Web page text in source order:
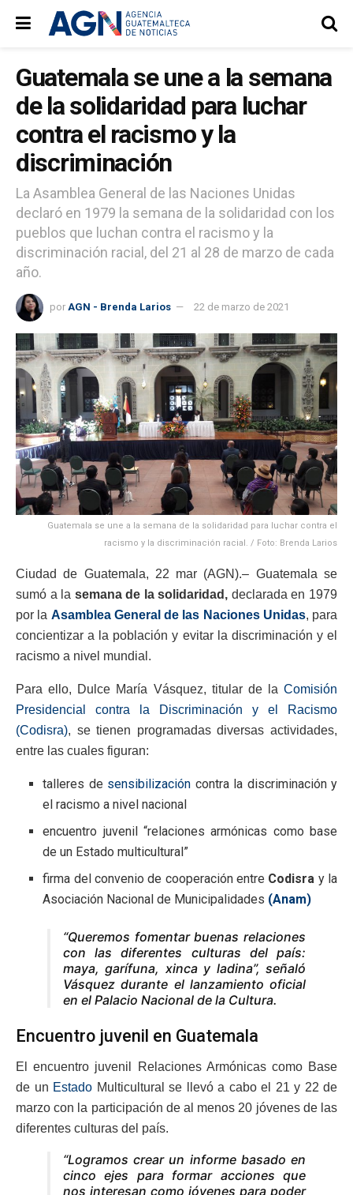
Guatemala se une a la semana
de la solidaridad para luchar
contra el racismo y la
discriminación
La Asamblea General de las Naciones Unidas
declaró en 1979 la semana de la solidaridad con los
pueblos que luchan contra el racismo y la
discriminación racial, del 21 al 28 de marzo de cada
año.
por AGN - Brenda Larios 22 de marzo de 2021
Guatemala se une a la semana de la solidaridad para luchar contra el
racismo y la discriminación racial. / Foto: Brenda Larios
Ciudad de Guatemala, 22 mar (AGN).– Guatemala se
sumó a la semana de la solidaridad, declarada en 1979
por la Asamblea General de las Naciones Unidas, para
concientizar a la población y evitar la discriminación y el
racismo a nivel mundial.
Para ello, Dulce María Vásquez, titular de la Comisión
Presidencial contra la Discriminación y el Racismo
(Codisra), se tienen programadas diversas actividades,
entre las cuales figuran:
talleres de sensibilización contra la discriminación y
el racismo a nivel nacional
encuentro juvenil “relaciones armónicas como base
de un Estado multicultural”
firma del convenio de cooperación entre Codisra y la
Asociación Nacional de Municipalidades (Anam)
“Queremos fomentar buenas relaciones
con las diferentes culturas del país:
maya, garífuna, xinca y ladina”, señaló
Vásquez durante el lanzamiento oficial
en el Palacio Nacional de la Cultura.
Encuentro juvenil en Guatemala
El encuentro juvenil Relaciones Armónicas como Base
de un Estado Multicultural se llevó a cabo el 21 y 22 de
marzo con la participación de al menos 20 jóvenes de las
diferentes culturas del país.
“Logramos crear un informe basado en
cinco ejes para formar acciones que
nos interesan como jóvenes para poder